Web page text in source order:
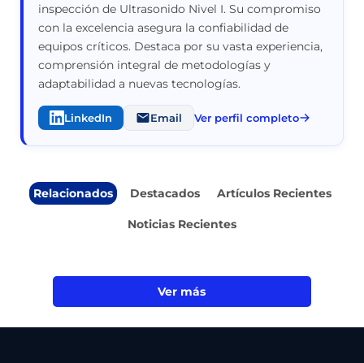
inspección de Ultrasonido Nivel I. Su compromiso
con la excelencia asegura la confiabilidad de
equipos críticos. Destaca por su vasta experiencia,
comprensión integral de metodologías y
adaptabilidad a nuevas tecnologías.
LinkedIn Email Ver perfil completo
Relacionados Destacados Artículos Recientes
Noticias Recientes
Ver más